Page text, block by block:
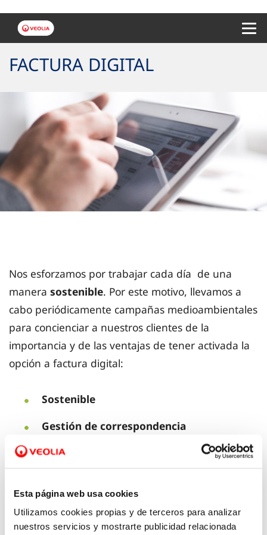
Esta página web usa cookies
Utilizamos cookies propias y de terceros para analizar
nuestros servicios y mostrarte publicidad relacionada
FACTURA DIGITAL
Nos esforzamos por trabajar cada día de una
manera sostenible. Por este motivo, llevamos a
cabo periódicamente campañas medioambientales
para concienciar a nuestros clientes de la
importancia y de las ventajas de tener activada la
opción a factura digital:
Sostenible
Gestión de correspondencia
Mayor información